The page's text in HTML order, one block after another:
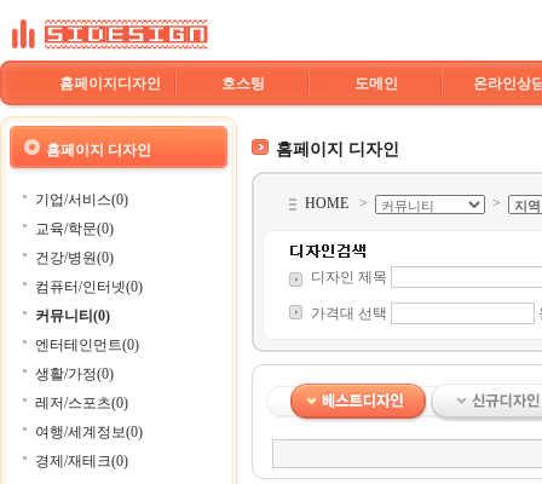
홈페이지디자인 호스팅 도메인 온라인상
홈페이지 디자인
기업/서비스(0)
교육/학문(0)
건강/병원(0)
컴퓨터/인터넷(0)
커뮤니티(0)
엔터테인먼트(0)
생활/가정(0)
레저/스포츠(0)
여행/세계정보(0)
경제/재테크(0)
홈페이지 디자인
HOME > >
디자인 제목
가격대 선택